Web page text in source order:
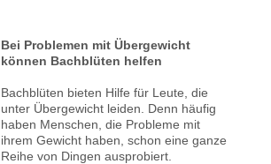
Bei Problemen mit Übergewicht
können Bachblüten helfen
Bachblüten bieten Hilfe für Leute, die
unter Übergewicht leiden. Denn häufig
haben Menschen, die Probleme mit
ihrem Gewicht haben, schon eine ganze
Reihe von Dingen ausprobiert.